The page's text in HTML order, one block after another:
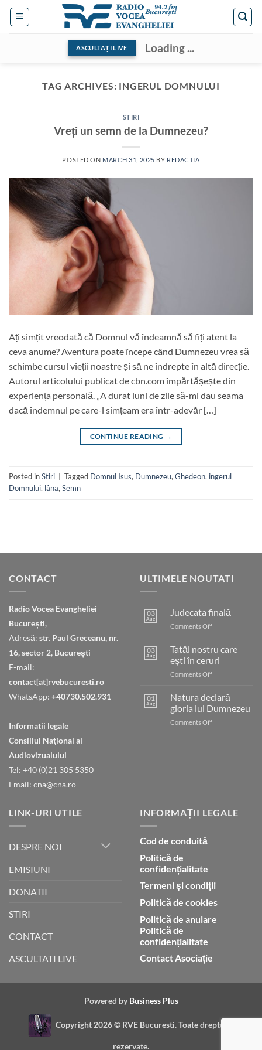
Skip
ASCULTAȚI LIVE Loading ...
TAG ARCHIVES: INGERUL DOMNULUI
STIRI
Vreți un semn de la Dumnezeu?
POSTED ON MARCH 31, 2025 BY REDACTIA
Ați simțit vreodată că Domnul vă îndeamnă să fiți atent la
ceva anume? Aventura poate începe când Dumnezeu vrea să
schimbe cursul vieții noastre și să ne îndrepte în altă direcție.
Autorul articolului publicat de cbn.com împărtășește din
experiența personală. „A durat luni de zile să-mi dau seama
dacă îndemnul pe care-l simțeam era într-adevăr […]
CONTINUE READING →
Posted inStiri Tagged Domnul Isus, Dumnezeu, Ghedeon, ingerul
Domnului, lâna, Semn
CONTACT
Radio Vocea Evangheliei
București,
Adresă: str. Paul Greceanu, nr.
16, sector 2, București
E-mail:
contact[at]rvebucuresti.ro
WhatsApp: +40730.502.931
Informatii legale
Consiliul Naţional al
Audiovizualului
Tel: +40 (0)21 305 5350
Email: cna@cna.ro
ULTIMELE NOUTATI
03
Aug
Judecata finală
Comments Offon
03
Aug
Tatăl nostru care
ești în ceruri
Comments Offon
nostru
care
ești
în
01
Aug
Natura declară
gloria lui Dumnezeu
Comments Offon
LINK-URI UTILE
DESPRE NOI
EMISIUNI
DONATII
STIRI
CONTACT
ASCULTATI LIVE
INFORMAȚII LEGALE
Cod de conduită
Politică de
confidențialitate
Termeni și condiții
Politică de cookies
Politică de anulare
Politică de
confidențialitate
Contact Asociație
Powered by Business Plus
Copyright 2026 © RVE Bucuresti. Toate drepturile
rezervate.